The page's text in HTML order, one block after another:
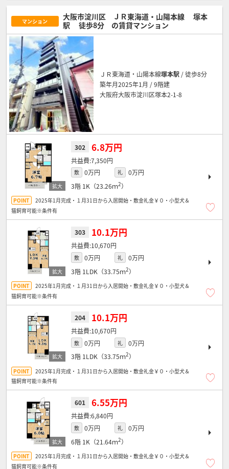
マンション 大阪市淀川区 ＪＲ東海道・山陽本線
塚本
駅
徒歩8分 の賃貸マンション
ＪＲ東海道・山陽本線塚本駅 / 徒歩8分
築年月2025年1月 / 9階建
大阪府大阪市淀川区塚本2-1-8
302 6.8万円
7,350円
敷 0万円 礼
0万円
3階 1K（23.26ｍ2）
2025年1月完成・１月31日から入居開始・敷金礼金￥０・小型犬＆
猫飼育可能※条件有
303 10.1万円
10,670円
敷 0万円 礼
0万円
3階 1LDK（33.75ｍ2）
2025年1月完成・１月31日から入居開始・敷金礼金￥０・小型犬＆
猫飼育可能※条件有
204 10.1万円
10,670円
敷 0万円 礼
0万円
3階 1LDK（33.75ｍ2）
2025年1月完成・１月31日から入居開始・敷金礼金￥０・小型犬＆
猫飼育可能※条件有
601 6.55万円
6,840円
敷 0万円 礼
0万円
6階 1K（21.64ｍ2）
2025年1月完成・１月31日から入居開始・敷金礼金￥０・小型犬＆
猫飼育可能※条件有